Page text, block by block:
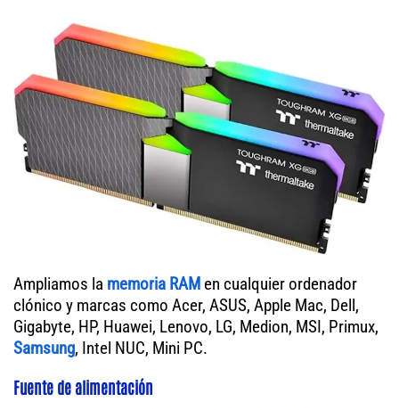
Ampliamos la memoria RAM en cualquier ordenador
clónico y marcas como Acer, ASUS, Apple Mac, Dell,
Gigabyte, HP, Huawei, Lenovo, LG, Medion, MSI, Primux,
Samsung, Intel NUC, Mini PC.
Fuente de alimentación